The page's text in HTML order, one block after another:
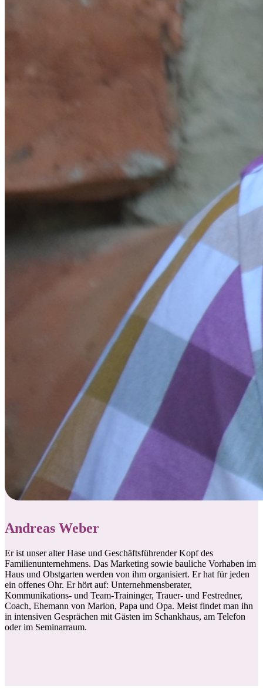
Andreas Weber
Er ist unser alter Hase und Geschäftsführender Kopf des
Familienunternehmens. Das Marketing sowie bauliche Vorhaben im
Haus und Obstgarten werden von ihm organisiert. Er hat für jeden
ein offenes Ohr. Er hört auf: Unternehmensberater,
Kommunikations- und Team-Traininger, Trauer- und Festredner,
Coach, Ehemann von Marion, Papa und Opa. Meist findet man ihn
in intensiven Gesprächen mit Gästen im Schankhaus, am Telefon
oder im Seminarraum.